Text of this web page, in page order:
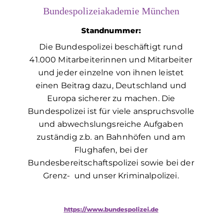
Bundespolizeiakademie München
Standnummer:
Die Bundespolizei beschäftigt rund
41.000 Mitarbeiterinnen und Mitarbeiter
und jeder einzelne von ihnen leistet
einen Beitrag dazu, Deutschland und
Europa sicherer zu machen. Die
Bundespolizei ist für viele anspruchsvolle
und abwechslungsreiche Aufgaben
zuständig z.b. an Bahnhöfen und am
Flughafen, bei der
Bundesbereitschaftspolizei sowie bei der
Grenz- und unser Kriminalpolizei.
https://www.bundespolizei.de